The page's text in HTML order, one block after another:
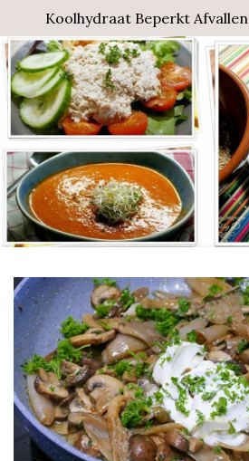
direct
naar
de
hoofdinhoud
Koolhydraat Beperkt